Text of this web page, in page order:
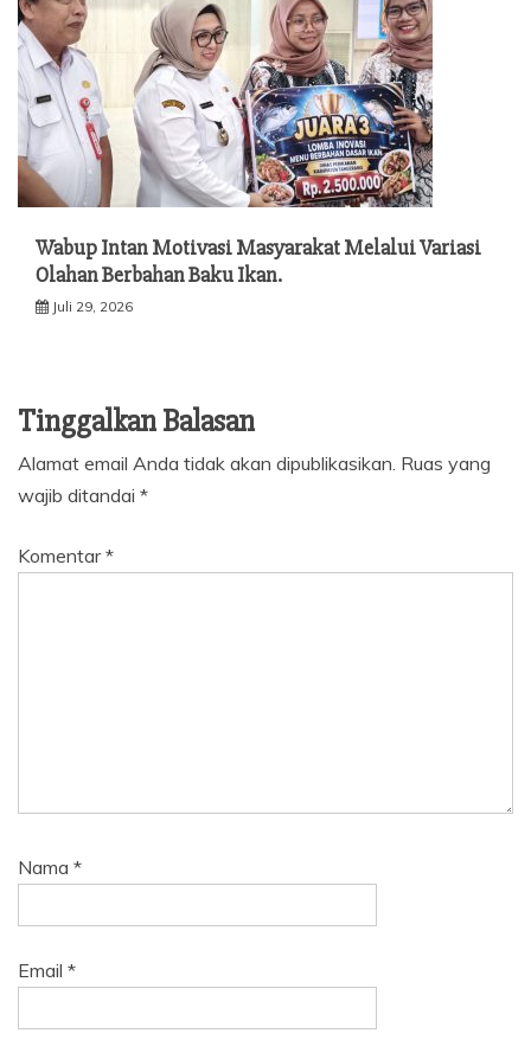
Wabup Intan Motivasi Masyarakat Melalui Variasi
Olahan Berbahan Baku Ikan.
Juli 29, 2026
Tinggalkan Balasan
Alamat email Anda tidak akan dipublikasikan. Ruas yang
wajib ditandai *
Komentar*
Nama *
Email *